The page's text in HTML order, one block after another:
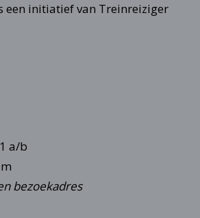
een initiatief van Treinreiziger
a/b
bezoekadres